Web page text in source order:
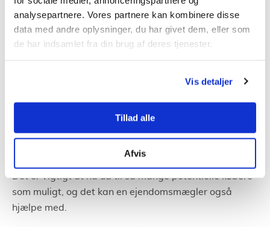
analysepartnere. Vores partnere kan kombinere disse
data med andre oplysninger, du har givet dem, eller som
de har indsamlet fra din brug af deres tjenester.
Vis detaljer
Tillad alle
Afvis
realistisk salgspris. Det er her, en erfaren
ejendomsmægler kan være en stor hjælp.
De har den nødvendige viden om markedet og kan
Markedsføring af din bolig
Når prisen er fastsat, er næste skridt at få markedsført
Det er vigtigt at nå ud til så mange potentielle købere
som muligt, og det kan en ejendomsmægler også
hjælpe med.